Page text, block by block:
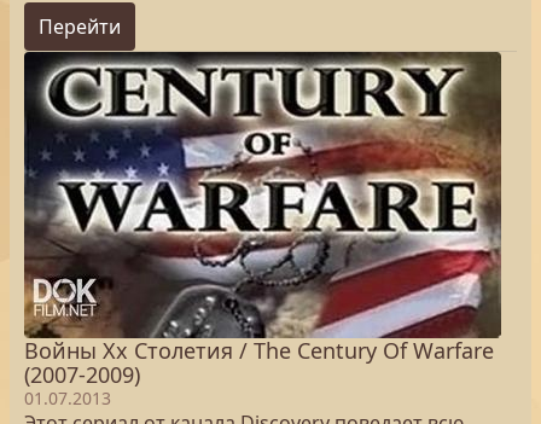
Перейти
Войны Xx Столетия / The Century Of Warfare
(2007-2009)
01.07.2013